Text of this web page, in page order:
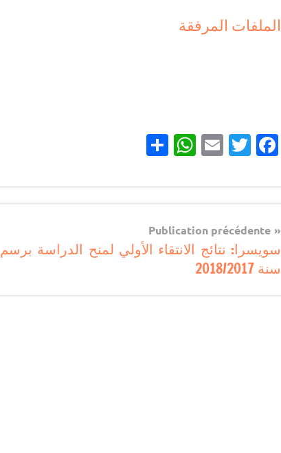
الملفات المرفقة
Facebook
Twitter
Email
WhatsApp
Navigation
de
l’article
Publication précédente
سويسرا: نتائج الانتقاء الأولي لمنح الدراسة برسم
سنة 2018/2017